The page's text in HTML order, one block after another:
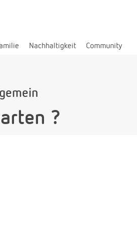
Nachhaltigkeit Community
?